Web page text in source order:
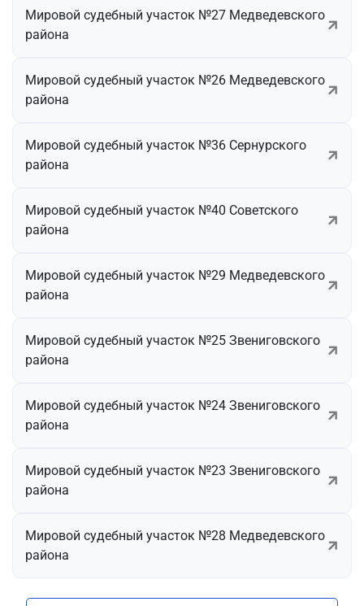
Мировой судебный участок №27 Медведевского
района
Мировой судебный участок №26 Медведевского
района
Мировой судебный участок №36 Сернурского
района
Мировой судебный участок №40 Советского
района
Мировой судебный участок №29 Медведевского
района
Мировой судебный участок №25 Звениговского
района
Мировой судебный участок №24 Звениговского
района
Мировой судебный участок №23 Звениговского
района
Мировой судебный участок №28 Медведевского
района